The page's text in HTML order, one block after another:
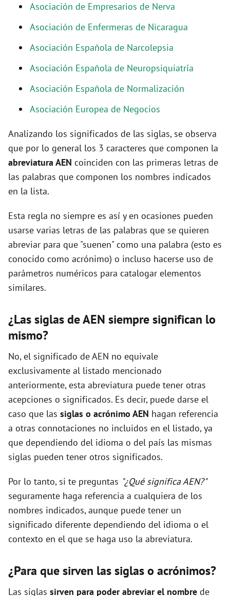
Asociación de Empresarios de Nerva
Asociación de Enfermeras de Nicaragua
Asociación Española de Narcolepsia
Asociación Española de Neuropsiquiatría
Asociación Española de Normalización
Asociación Europea de Negocios
Analizando los significados de las siglas, se observa
que por lo general los 3 caracteres que componen la
abreviatura AEN coinciden con las primeras letras de
las palabras que componen los nombres indicados
en la lista.
Esta regla no siempre es así y en ocasiones pueden
usarse varias letras de las palabras que se quieren
abreviar para que "suenen" como una palabra (esto es
conocido como acrónimo) o incluso hacerse uso de
parámetros numéricos para catalogar elementos
similares.
¿Las siglas de AEN siempre significan lo
mismo?
No, el significado de AEN no equivale
exclusivamente al listado mencionado
anteriormente, esta abreviatura puede tener otras
acepciones o significados. Es decir, puede darse el
caso que las siglas o acrónimo AEN hagan referencia
a otras connotaciones no incluidos en el listado, ya
que dependiendo del idioma o del país las mismas
siglas pueden tener otros significados.
Por lo tanto, si te preguntas "¿Qué significa AEN?"
seguramente haga referencia a cualquiera de los
nombres indicados, aunque puede tener un
significado diferente dependiendo del idioma o el
contexto en el que se haga uso la abreviatura.
¿Para que sirven las siglas o acrónimos?
Las siglas sirven para poder abreviar el nombre de